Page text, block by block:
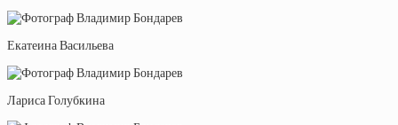
Екатеина Васильева
Лариса Голубкина